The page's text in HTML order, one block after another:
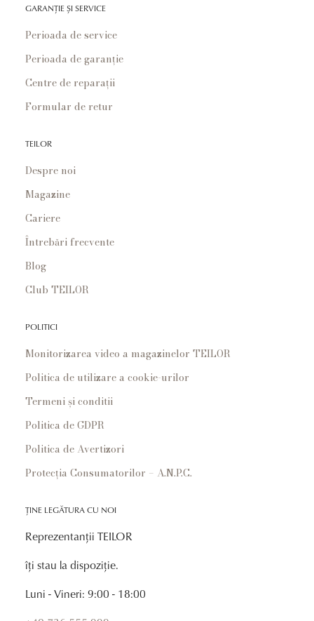
GARANȚIE ȘI SERVICE
Perioada de service
Perioada de garanție
Centre de reparații
Formular de retur
TEILOR
Despre noi
Magazine
Cariere
Întrebări frecvente
Blog
Club TEILOR
POLITICI
Monitorizarea video a magazinelor TEILOR
Politica de utilizare a cookie-urilor
Termeni și conditii
Politica de GDPR
Politica de Avertizori
Protecția Consumatorilor – A.N.P.C.
ȚINE LEGĂTURA CU NOI
Reprezentanții TEILOR
îți stau la dispoziție.
Luni - Vineri: 9:00 - 18:00